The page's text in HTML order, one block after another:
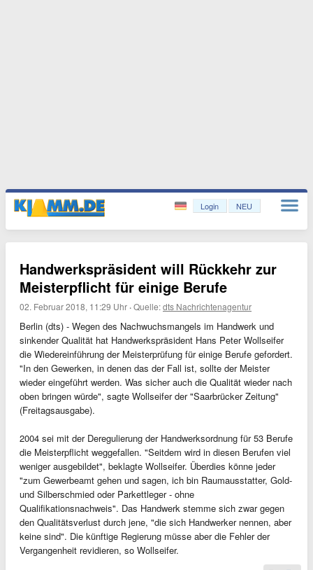
Login NEU
Handwerkspräsident will Rückkehr zur
Meisterpflicht für einige Berufe
02. Februar 2018, 11:29 Uhr ·Quelle:dts Nachrichtenagentur
Berlin (dts) - Wegen des Nachwuchsmangels im Handwerk und
sinkender Qualität hat Handwerkspräsident Hans Peter Wollseifer
die Wiedereinführung der Meisterprüfung für einige Berufe gefordert.
"In den Gewerken, in denen das der Fall ist, sollte der Meister
wieder eingeführt werden. Was sicher auch die Qualität wieder nach
oben bringen würde", sagte Wollseifer der "Saarbrücker Zeitung"
(Freitagsausgabe).
2004 sei mit der Deregulierung der Handwerksordnung für 53 Berufe
die Meisterpflicht weggefallen. "Seitdem wird in diesen Berufen viel
weniger ausgebildet", beklagte Wollseifer. Überdies könne jeder
"zum Gewerbeamt gehen und sagen, ich bin Raumausstatter, Gold-
und Silberschmied oder Parkettleger - ohne
Qualifikationsnachweis". Das Handwerk stemme sich zwar gegen
den Qualitätsverlust durch jene, "die sich Handwerker nennen, aber
keine sind". Die künftige Regierung müsse aber die Fehler der
Vergangenheit revidieren, so Wollseifer.